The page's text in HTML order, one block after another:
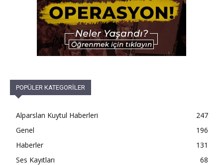
POPÜLER KATEGORİLER
Alparslan Kuytul Haberleri
247
Genel
196
Haberler
131
Ses Kayıtları
68